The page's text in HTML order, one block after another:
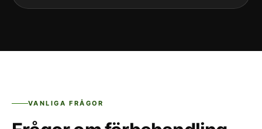
VANLIGA FRÅGOR